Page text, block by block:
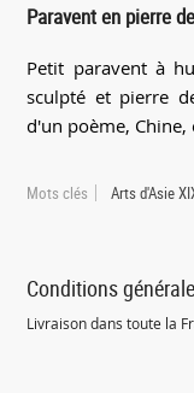
Paravent en pierre
Petit paravent à
sculpté et pierre
d'un poème, Chine,
Mots clés Arts d'Asie
Conditions
Livraison dans toute la